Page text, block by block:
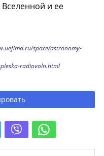
и ее
space/astronomy-
radiovoln.html